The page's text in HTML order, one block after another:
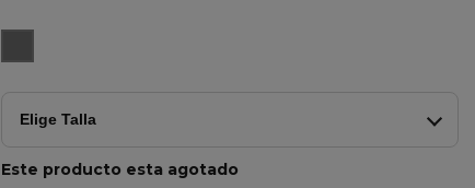
Matt
Elige Talla
Este producto esta agotado